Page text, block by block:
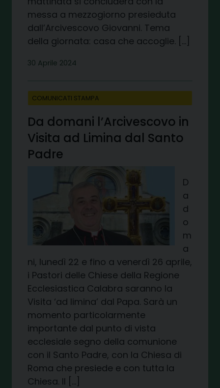
messa a mezzogiorno presieduta
dall’Arcivescovo Giovanni. Tema
della giornata: casa che accoglie. […]
30 Aprile 2024
COMUNICATI STAMPA
Da domani l’Arcivescovo in
Visita ad Limina dal Santo
Padre
D
a
d
o
m
a
ni, lunedì 22 e fino a venerdì 26 aprile,
i Pastori delle Chiese della Regione
Ecclesiastica Calabra saranno la
Visita ‘ad limina’ dal Papa. Sarà un
momento particolarmente
importante dal punto di vista
ecclesiale segno della comunione
con il Santo Padre, con la Chiesa di
Roma che presiede e con tutta la
Chiesa. Il […]